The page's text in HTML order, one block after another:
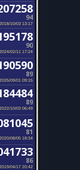
94
2018/10/03 13:17
90
2024/02/11 17:24
89
2025/09/01 09:15
89
2022/10/03 06:49
81
2020/08/05 18:34
86
2019/04/17 20:42